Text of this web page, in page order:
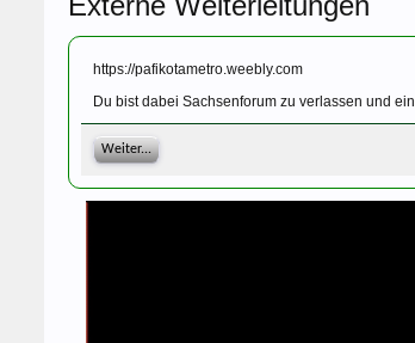
https://pafikotametro.weebly.com
Du bist dabei Sachsenforum zu verlassen und
Weiter...